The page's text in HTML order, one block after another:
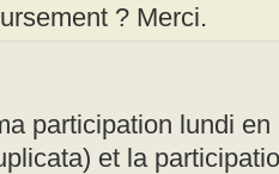
? Merci.
participation lundi
et la